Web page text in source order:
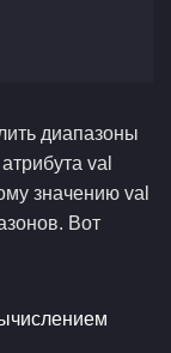
диапазоны
val
значению val
Вот